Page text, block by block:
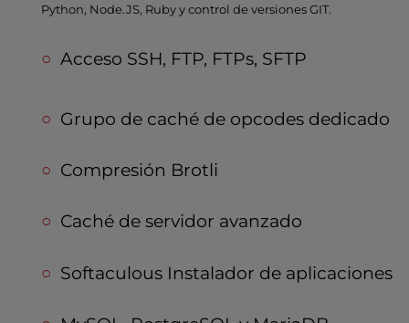
Python, Node.JS, Ruby y control de versiones GIT.
Acceso SSH, FTP, FTPs, SFTP
Grupo de caché de opcodes dedicado
Compresión Brotli
Caché de servidor avanzado
Softaculous Instalador de aplicaciones